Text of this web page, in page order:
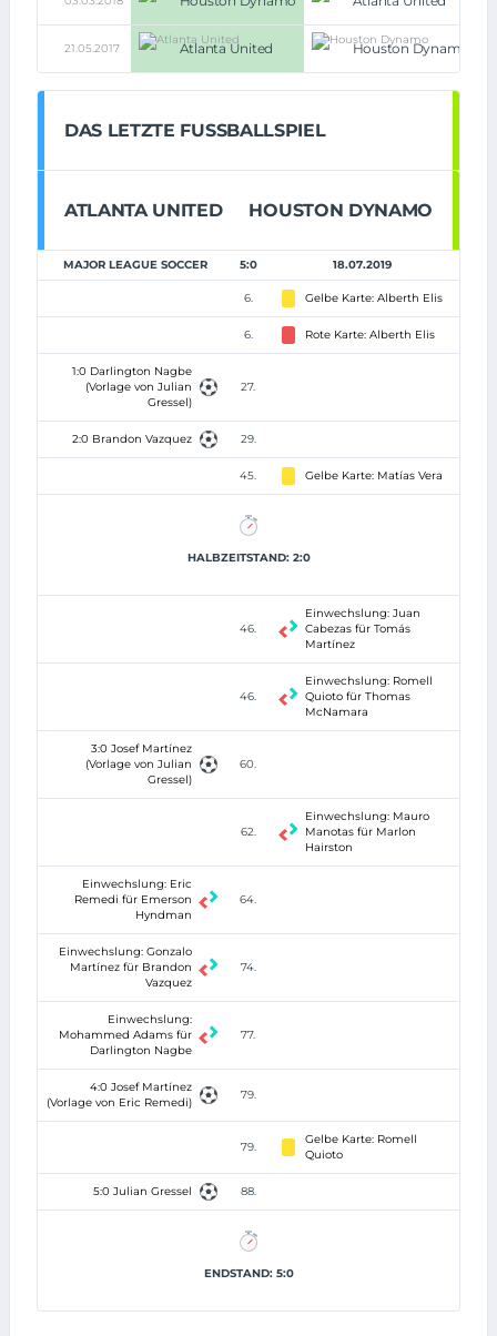
21.05.2017 Atlanta United Houston Dynamo
DAS LETZTE FUSSBALLSPIEL
ATLANTA UNITED HOUSTON DYNAMO
MAJOR LEAGUE SOCCER 5:0 18.07.2019
6. Gelbe Karte: Alberth Elis
6. Rote Karte: Alberth Elis
1:0 Darlington Nagbe
(Vorlage von Julian
Gressel)
27.
2:0 Brandon Vazquez 29.
45. Gelbe Karte: Matías Vera
HALBZEITSTAND: 2:0
46.
Einwechslung: Juan
Cabezas für Tomás
Martínez
46.
Einwechslung: Romell
Quioto für Thomas
McNamara
3:0 Josef Martínez
(Vorlage von Julian
Gressel)
60.
62.
Einwechslung: Mauro
Manotas für Marlon
Hairston
Einwechslung: Eric
Remedi für Emerson
Hyndman
64.
Einwechslung: Gonzalo
Martínez für Brandon
Vazquez
74.
Einwechslung:
Mohammed Adams für
Darlington Nagbe
77.
4:0 Josef Martínez
(Vorlage von Eric Remedi)
79.
79.
Gelbe Karte: Romell
Quioto
5:0 Julian Gressel 88.
ENDSTAND: 5:0